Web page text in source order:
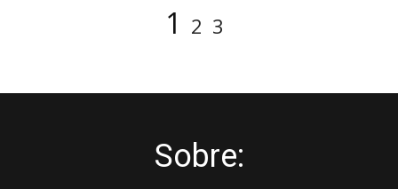
Página
1 Página
2 Página
3
Sobre: